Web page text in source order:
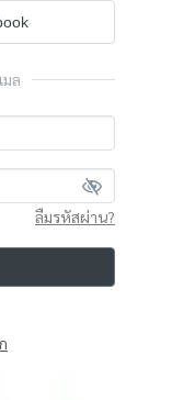
ล
ลืมรหัสผ่าน?